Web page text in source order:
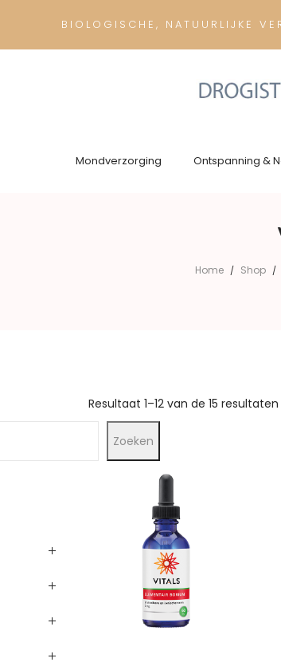
BIOLOGISCHE, NATUURLIJKE
Mondverzorging Ontspanning &
Home / Shop /
Resultaat 1–12 van de 15
Zoeken